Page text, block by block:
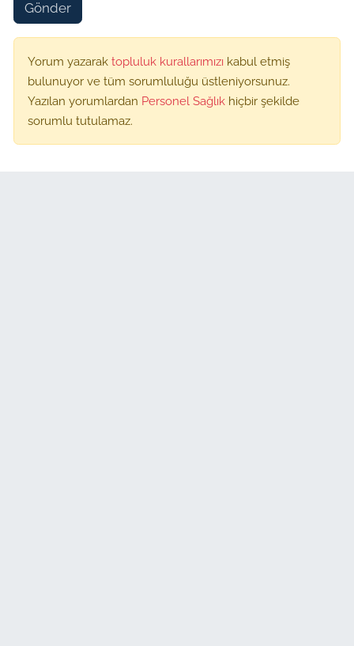
Gönder
Yorum yazarak topluluk kurallarımızı kabul etmiş
bulunuyor ve tüm sorumluluğu üstleniyorsunuz.
Yazılan yorumlardan Personel Sağlık hiçbir şekilde
sorumlu tutulamaz.